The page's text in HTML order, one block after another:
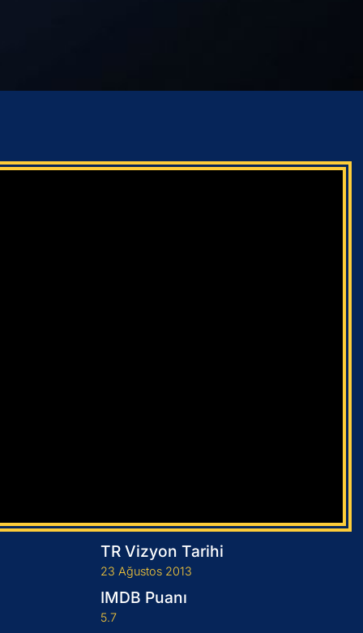
TR Vizyon Tarihi
23 Ağustos 2013
IMDB Puanı
5.7